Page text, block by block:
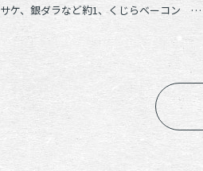
サケ、銀ダラなど約1、くじらベーコン さ
えずり